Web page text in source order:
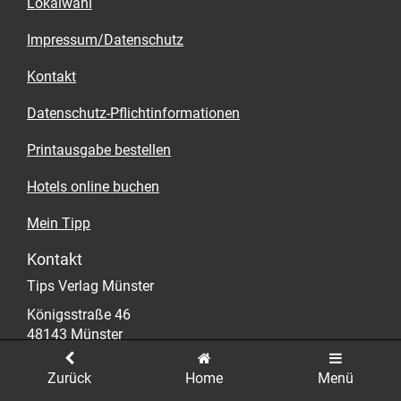
Impressum/Datenschutz
Kontakt
Datenschutz-Pflichtinformationen
Printausgabe bestellen
Hotels online buchen
Mein Tipp
Kontakt
Tips Verlag Münster
Königsstraße 46
48143 Münster
E-Mailfrank.schmidt@tips-ms.de
WWWwww.muenster-geht-aus.de
Zurück Home Menü